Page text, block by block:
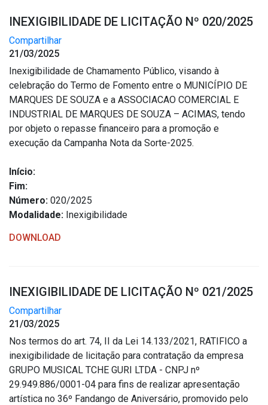
Publicações
Diário Oficial (Novo)
Diário Oficial (Até 30/04)
Recursos Humanos
Processo Seletivo
Licitações
Dispensas e Inexigibilidades
Portal da Transparência
Radar da Transparência
Cespro
INEXIGIBILIDADE DE LICITAÇÃO Nº 020/2025
Compartilhar
21/03/2025
Inexigibilidade de Chamamento Público, visando à
celebração do Termo de Fomento entre o MUNICÍPIO DE
MARQUES DE SOUZA e a ASSOCIACAO COMERCIAL E
INDUSTRIAL DE MARQUES DE SOUZA – ACIMAS, tendo
por objeto o repasse financeiro para a promoção e
execução da Campanha Nota da Sorte-2025.
Início:
Fim:
Número: 020/2025
Modalidade: Inexigibilidade
DOWNLOAD
INEXIGIBILIDADE DE LICITAÇÃO Nº 021/2025
Compartilhar
21/03/2025
Nos termos do art. 74, II da Lei 14.133/2021, RATIFICO a
inexigibilidade de licitação para contratação da empresa
GRUPO MUSICAL TCHE GURI LTDA - CNPJ nº
29.949.886/0001-04 para fins de realizar apresentação
artística no 36º Fandango de Aniversário, promovido pelo